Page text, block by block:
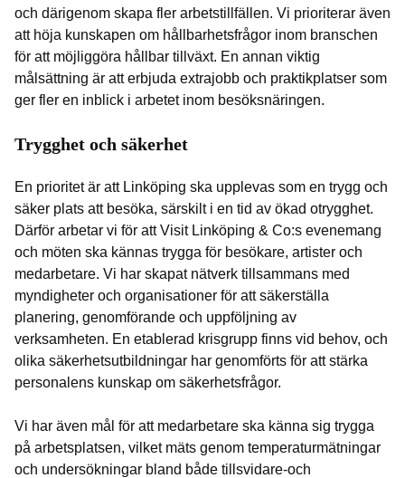
och därigenom skapa fler arbetstillfällen. Vi prioriterar även
att höja kunskapen om hållbarhetsfrågor inom branschen
för att möjliggöra hållbar tillväxt. En annan viktig
målsättning är att erbjuda extrajobb och praktikplatser som
ger fler en inblick i arbetet inom besöksnäringen.
Trygghet och säkerhet
En prioritet är att Linköping ska upplevas som en trygg och
säker plats att besöka, särskilt i en tid av ökad otrygghet.
Därför arbetar vi för att Visit Linköping & Co:s evenemang
och möten ska kännas trygga för besökare, artister och
medarbetare. Vi har skapat nätverk tillsammans med
myndigheter och organisationer för att säkerställa
planering, genomförande och uppföljning av
verksamheten. En etablerad krisgrupp finns vid behov, och
olika säkerhetsutbildningar har genomförts för att stärka
personalens kunskap om säkerhetsfrågor.
Vi har även mål för att medarbetare ska känna sig trygga
på arbetsplatsen, vilket mäts genom temperaturmätningar
och undersökningar bland både tillsvidare-och